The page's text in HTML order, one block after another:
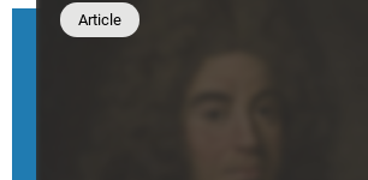
Article